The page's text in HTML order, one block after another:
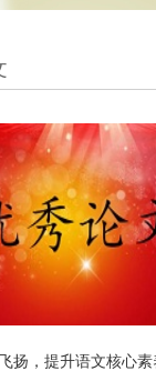
飞扬，提升语文核心